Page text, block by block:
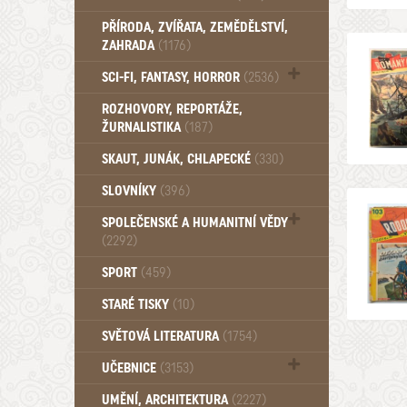
PŘÍRODA, ZVÍŘATA, ZEMĚDĚLSTVÍ,
ZAHRADA (1176)
SCI-FI, FANTASY, HORROR (2536)
UFO (14)
ROZHOVORY, REPORTÁŽE,
ŽURNALISTIKA (187)
SKAUT, JUNÁK, CHLAPECKÉ (330)
SLOVNÍKY (396)
SPOLEČENSKÉ A HUMANITNÍ VĚDY
(2292)
Pedagogika (191)
Psychologie a osobní rozvoj (761)
SPORT (459)
STARÉ TISKY (10)
SVĚTOVÁ LITERATURA (1754)
UČEBNICE (3153)
Učebnice - Jazykové (1297)
UMĚNÍ, ARCHITEKTURA (2227)